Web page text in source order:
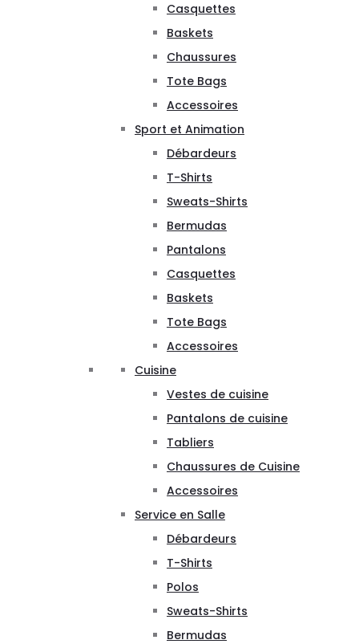
Casquettes
Baskets
Chaussures
Tote Bags
Accessoires
Sport et Animation
Débardeurs
T-Shirts
Sweats-Shirts
Bermudas
Pantalons
Casquettes
Baskets
Tote Bags
Accessoires
Cuisine
Vestes de cuisine
Pantalons de cuisine
Tabliers
Chaussures de Cuisine
Accessoires
Service en Salle
Débardeurs
T-Shirts
Polos
Sweats-Shirts
Bermudas